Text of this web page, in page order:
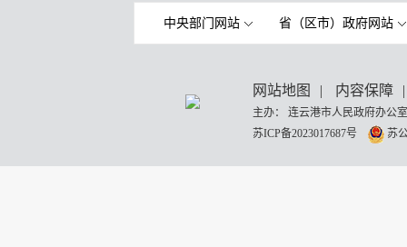
中央部门网站 省（区市）政府网站
网站地图 | 内容保障 |
主办： 连云港市人民政府办
苏ICP备2023017687号
苏